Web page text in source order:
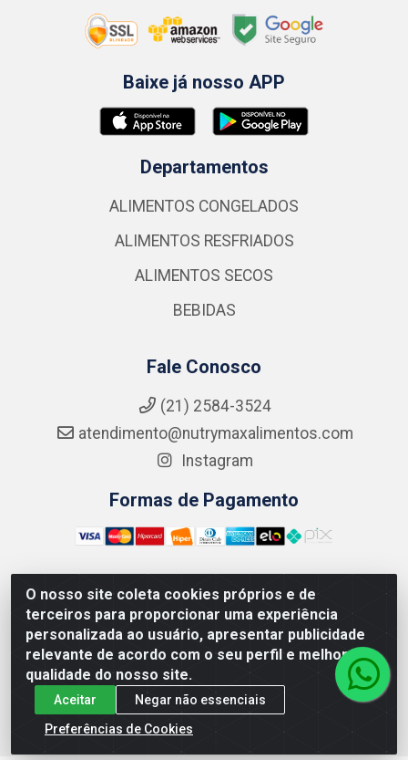
O nosso site coleta cookies próprios e de
terceiros para proporcionar uma experiência
personalizada ao usuário, apresentar publicidade
relevante de acordo com o seu perfil e melhorar a
qualidade do nosso site.
Aceitar
Negar não essenciais
Preferências de Cookies
Baixe já nosso APP
Departamentos
ALIMENTOS CONGELADOS
ALIMENTOS RESFRIADOS
ALIMENTOS SECOS
BEBIDAS
Fale Conosco
(21) 2584-3524
atendimento@nutrymaxalimentos.com
Instagram
Formas de Pagamento
NUTRY MAX COMÉRCIO DE PRODUTOS ALIMENTICIOS
LTDA - RUA DO FEIJÃO, 721 PENHA CIRCULAR/RJ -
CNPJ: 15.796.122/0001-03